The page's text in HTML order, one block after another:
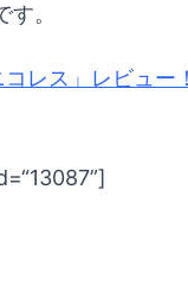
。
レス」レビュー